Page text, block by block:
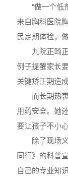
“做一个低剂
来自胸科医院
民定期体检，
九院正畸正
例子提醒家长
关键矫正期造
而长期热衷
用药安全。她
要让孩子不小
除了现场义
同行》的科普
自己的专业知